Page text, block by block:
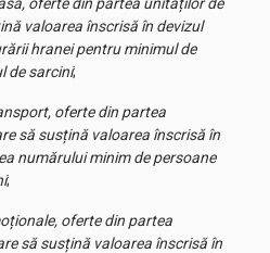
valoarea înscrisă în devizul
hranei pentru minimul de
de sarcini;
oferte din partea
să susțină valoarea înscrisă în
numărului minim de persoane
;
oferte din partea
să susțină valoarea înscrisă în